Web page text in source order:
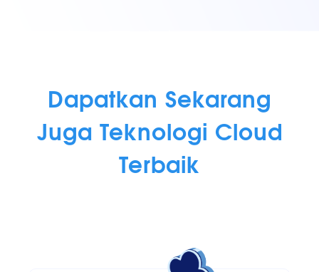
Dapatkan Sekarang
Juga Teknologi Cloud
Terbaik